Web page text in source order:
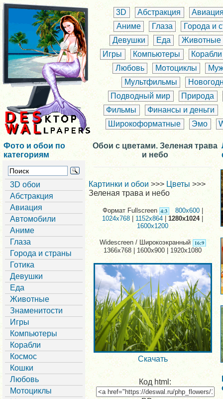
3D Абстракция
Аниме
Глаза
Города и
Девушки
Еда
Животные
Игры
Компьютеры
Корабли
Любовь
Мотоциклы
Мультфильмы
Подводный мир
Природа
Фильмы
Финансы и деньги
Широкоформатные
Эмо
Фото и обои по
категориям
3D обои
Абстракция
Авиация
Автомобили
Аниме
Глаза
Города и страны
Готика
Девушки
Еда
Животные
Знаменитости
Игры
Компьютеры
Корабли
Космос
Кошки
Любовь
Мотоциклы
Обои с цветами. Зеленая трава
и небо
Картинки и обои >>> Цветы>>>
Зеленая трава и небо
Формат Fullscreen 800x600
1024x768
1152x864|1280x1024|
1600x1200
Widescreen / Широкоэкранный
1366x768 | 1600x900 | 1920x1080
Скачать
Код html: